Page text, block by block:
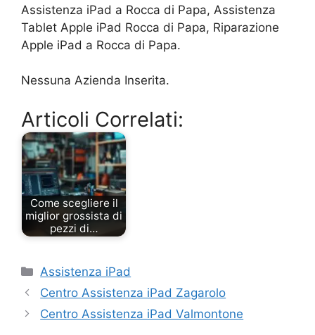
Assistenza iPad a Rocca di Papa, Assistenza
Tablet Apple iPad Rocca di Papa, Riparazione
Apple iPad a Rocca di Papa.
Nessuna Azienda Inserita.
Articoli Correlati:
Come scegliere il
miglior grossista di
pezzi di…
Categorie
Assistenza iPad
Centro Assistenza iPad Zagarolo
Centro Assistenza iPad Valmontone